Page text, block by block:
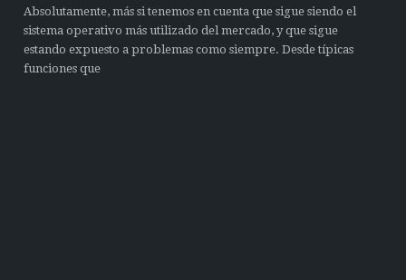
Absolutamente, más si tenemos en cuenta que sigue siendo el
sistema operativo más utilizado del mercado, y que sigue
estando expuesto a problemas como siempre. Desde típicas
funciones que